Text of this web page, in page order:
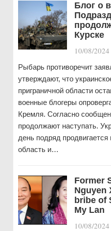
Блог о
Курске
10/08/2024
Рыбарь противоречит
утверждают, что
приграничной области
военные блогеры
Кремля. Согласно
продолжают наступать.
день подряд
область и…
Former
Nguyen
bribe of
My Lan
10/08/2024